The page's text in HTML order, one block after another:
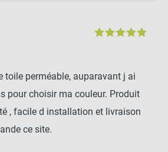
toile perméable, auparavant j ai
pour choisir ma couleur. Produit
, facile d installation et livraison
ce site.